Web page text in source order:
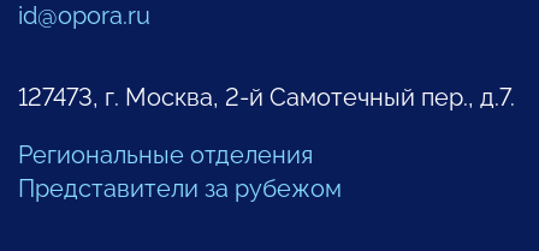
id@opora.ru
127473, г. Москва, 2-й Самотечный пер., д.7.
Региональные отделения
Представители за рубежом